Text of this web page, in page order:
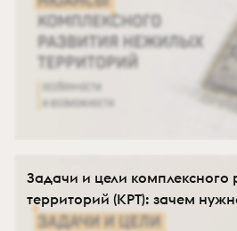
Задачи и цели комплексного
территорий (КРТ): зачем